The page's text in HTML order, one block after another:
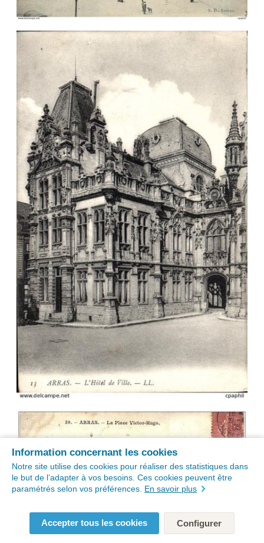
Information concernant les cookies
Notre site utilise des cookies pour réaliser des statistiques dans
le but de l’adapter à vos besoins. Ces cookies peuvent être
paramétrés selon vos préférences. En savoir plus
Accepter tous les cookies Configurer